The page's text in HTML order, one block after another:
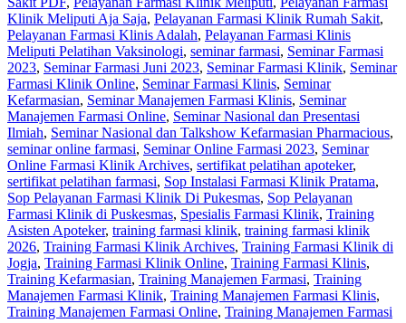
Klinik Meliputi Aja Saja, Pelayanan Farmasi Klinik Rumah Sakit,
Pelayanan Farmasi Klinis Adalah, Pelayanan Farmasi Klinis
Meliputi Pelatihan Vaksinologi, seminar farmasi, Seminar Farmasi
2023, Seminar Farmasi Juni 2023, Seminar Farmasi Klinik, Seminar
Farmasi Klinik Online, Seminar Farmasi Klinis, Seminar
Kefarmasian, Seminar Manajemen Farmasi Klinis, Seminar
Manajemen Farmasi Online, Seminar Nasional dan Presentasi
Ilmiah, Seminar Nasional dan Talkshow Kefarmasian Pharmacious,
seminar online farmasi, Seminar Online Farmasi 2023, Seminar
Online Farmasi Klinik Archives, sertifikat pelatihan apoteker,
sertifikat pelatihan farmasi, Sop Instalasi Farmasi Klinik Pratama,
Sop Pelayanan Farmasi Klinik Di Pukesmas, Sop Pelayanan
Farmasi Klinik di Puskesmas, Spesialis Farmasi Klinik, Training
Asisten Apoteker, training farmasi klinik, training farmasi klinik
2026, Training Farmasi Klinik Archives, Training Farmasi Klinik di
Jogja, Training Farmasi Klinik Online, Training Farmasi Klinis,
Training Kefarmasian, Training Manajemen Farmasi, Training
Manajemen Farmasi Klinik, Training Manajemen Farmasi Klinis,
Training Manajemen Farmasi Online, Training Manajemen Farmasi